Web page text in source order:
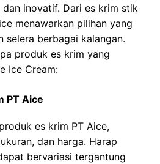
inovatif. Dari es krim stik
menawarkan pilihan yang
selera berbagai kalangan.
produk es krim yang
Ice Cream:
PT Aice
es krim PT Aice,
dan harga. Harap
bervariasi tergantung